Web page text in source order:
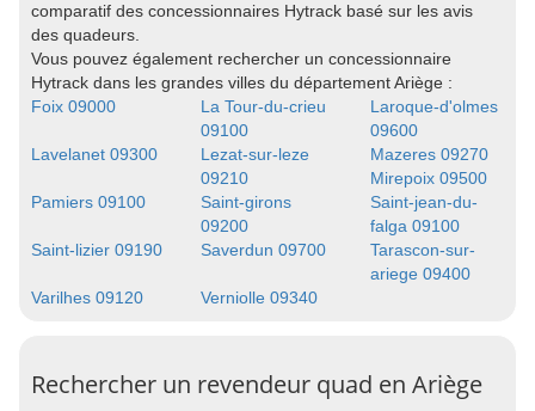
comparatif des concessionnaires Hytrack basé sur les avis
des quadeurs.
Vous pouvez également rechercher un concessionnaire
Hytrack dans les grandes villes du département Ariège :
Foix 09000
La Tour-du-crieu
09100
Laroque-d'olmes
09600
Lavelanet 09300
Lezat-sur-leze
09210
Mazeres 09270
Mirepoix 09500
Pamiers 09100
Saint-girons
09200
Saint-jean-du-
falga 09100
Saint-lizier 09190
Saverdun 09700
Tarascon-sur-
ariege 09400
Varilhes 09120
Verniolle 09340
Rechercher un revendeur quad en Ariège